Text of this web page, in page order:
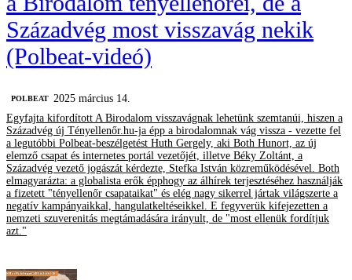
Századvég most visszavág nekik
(Polbeat-videó)
‎POLBEAT
2025 március 14.
Egyfajta kifordított A Birodalom visszavágnak lehetünk szemtanúi, hiszen a
Századvég új Tényellenőr.hu-ja épp a birodalomnak vág vissza - vezette fel
a legutóbbi Polbeat-beszélgetést Huth Gergely, aki Both Hunort, az új
elemző csapat és internetes portál vezetőjét, illetve Béky Zoltánt, a
Századvég vezető jogászát kérdezte, Stefka István közreműködésével. Both
elmagyarázta: a globalista erők épphogy az álhírek terjesztéséhez használják
a fizetett "tényellenőr csapataikat" és elég nagy sikerrel jártak világszerte a
negatív kampányaikkal, hangulatkeltéseikkel. E fegyverük kifejezetten a
nemzeti szuverenitás megtámadására irányult, de "most ellenük fordítjuk
azt."